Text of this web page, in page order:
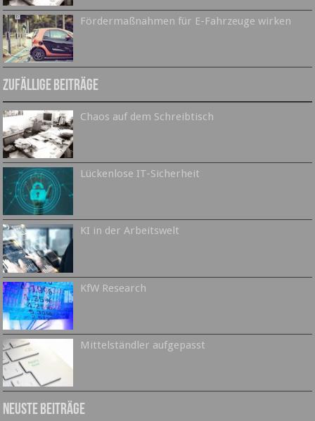
Fördermaßnahmen für E-Fahrzeuge wirken
Zufällige Beiträge
Chaos auf dem Schreibtisch
Lückenlose IT-Sicherheit
KI in der Arbeitswelt
KfW Research
Mittelständler aufgepasst
Neuste Beiträge